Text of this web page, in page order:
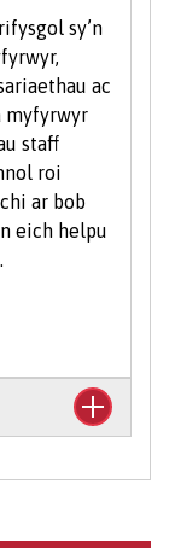
sy’n
ac
myfyrwyr
staff
roi
ar bob
eich helpu
cynnwys